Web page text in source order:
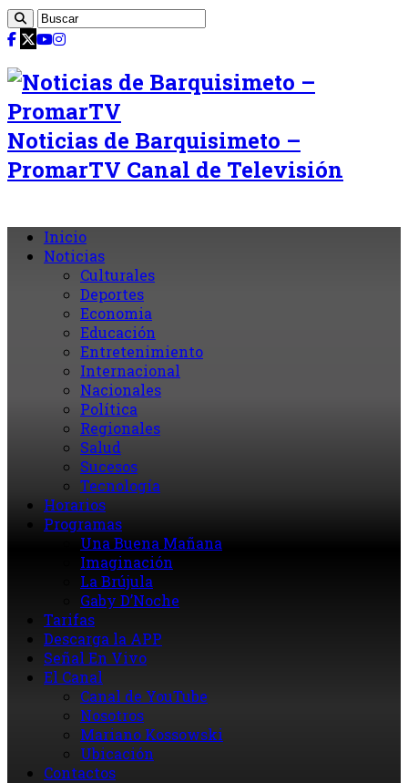
Noticias de Barquisimeto –
PromarTV Canal de Televisión
Inicio
Noticias
Culturales
Deportes
Economia
Educación
Entretenimiento
Internacional
Nacionales
Política
Regionales
Salud
Sucesos
Tecnología
Horarios
Programas
Una Buena Mañana
Imaginación
La Brújula
Gaby D’Noche
Tarifas
Descarga la APP
Señal En Vivo
El Canal
Canal de YouTube
Nosotros
Mariano Kossowski
Ubicación
Contactos